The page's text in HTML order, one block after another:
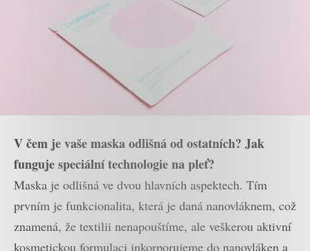
V čem je vaše maska odlišná od ostatních? Jak
funguje speciální technologie na pleť?
Maska je odlišná ve dvou hlavních aspektech. Tím
prvním je funkcionalita, která je daná nanovláknem, což
znamená, že textilii nenapouštíme, ale veškerou aktivní
kosmetickou formulaci inkorporujeme do nanovláken a